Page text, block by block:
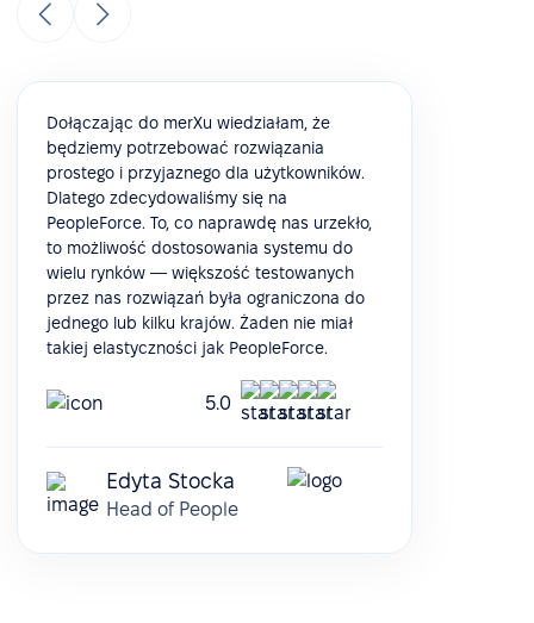
Dołączając do merXu wiedziałam, że
będziemy potrzebować rozwiązania
prostego i przyjaznego dla użytkowników.
Dlatego zdecydowaliśmy się na
PeopleForce. To, co naprawdę nas urzekło,
to możliwość dostosowania systemu do
wielu rynków — większość testowanych
przez nas rozwiązań była ograniczona do
jednego lub kilku krajów. Żaden nie miał
takiej elastyczności jak PeopleForce.
5.0
Edyta Stocka
Head of People